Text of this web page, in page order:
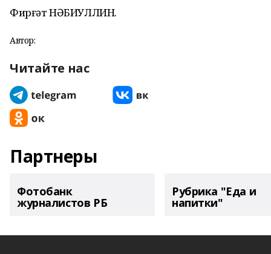
Фирғəт НƏБИУЛЛИН.
Автор:
Читайте нас
Партнеры
Фотобанк
журналистов РБ
Рубрика "Еда и
напитки"